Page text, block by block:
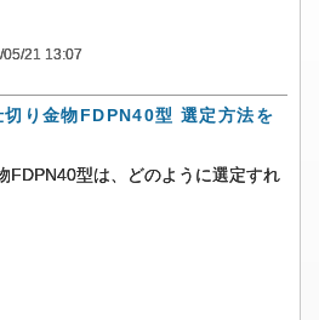
05/21 13:07
切り金物FDPN40型 選定方法を
FDPN40型は、どのように選定すれ